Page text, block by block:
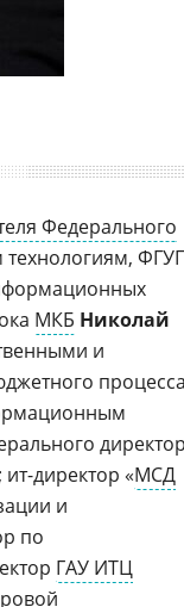
Федерального
МКБ Николай
и
; ит-директор «МСД
и
по
ГАУ ИТЦ